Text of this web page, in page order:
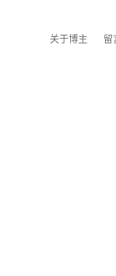
关于博主 留